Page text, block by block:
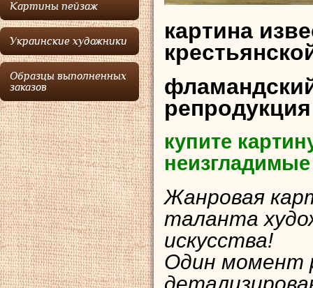
Картины пейзаж
Украинские художники
Образцы выполненных
заказов
картина
купите
Жанровая
таланта
искусства!
Один момент